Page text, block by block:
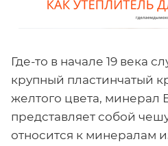
Где-то в начале 19 века
крупный пластинчатый
желтого цвета, минерал
представляет собой
относится к минералам